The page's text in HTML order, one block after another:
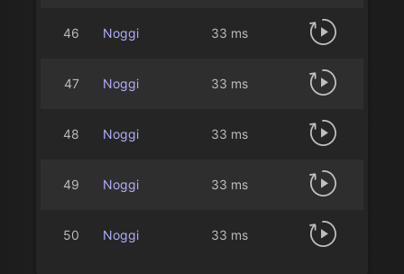
46 Noggi 33 ms
47 Noggi 33 ms
48 Noggi 33 ms
49 Noggi 33 ms
50 Noggi 33 ms